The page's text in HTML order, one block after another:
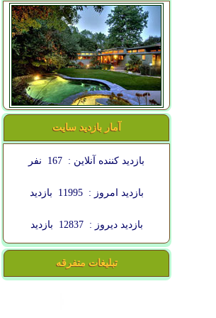
آمار بازدید سایت
بازدید کننده آنلاین : 167 نفر
بازدید امروز : 11995 بازدید
بازدید دیروز : 12837 بازدید
تبلیغات متفرقه